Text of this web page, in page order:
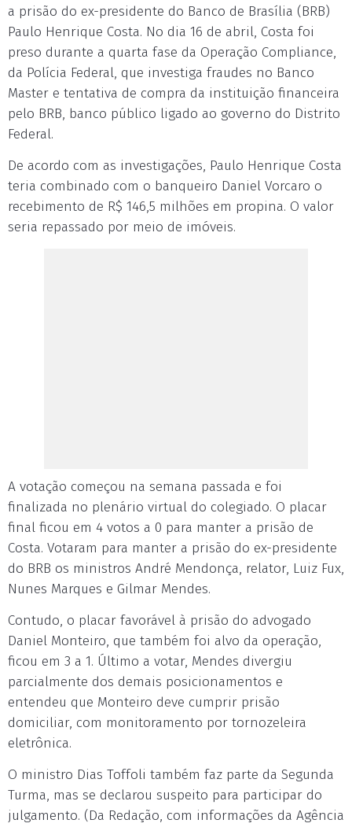
a prisão do ex-presidente do Banco de Brasília (BRB)
Paulo Henrique Costa. No dia 16 de abril, Costa foi
preso durante a quarta fase da Operação Compliance,
da Polícia Federal, que investiga fraudes no Banco
Master e tentativa de compra da instituição financeira
pelo BRB, banco público ligado ao governo do Distrito
Federal.
De acordo com as investigações, Paulo Henrique Costa
teria combinado com o banqueiro Daniel Vorcaro o
recebimento de R$ 146,5 milhões em propina. O valor
seria repassado por meio de imóveis.
A votação começou na semana passada e foi
finalizada no plenário virtual do colegiado. O placar
final ficou em 4 votos a 0 para manter a prisão de
Costa. Votaram para manter a prisão do ex-presidente
do BRB os ministros André Mendonça, relator, Luiz Fux,
Nunes Marques e Gilmar Mendes.
Contudo, o placar favorável à prisão do advogado
Daniel Monteiro, que também foi alvo da operação,
ficou em 3 a 1. Último a votar, Mendes divergiu
parcialmente dos demais posicionamentos e
entendeu que Monteiro deve cumprir prisão
domiciliar, com monitoramento por tornozeleira
eletrônica.
O ministro Dias Toffoli também faz parte da Segunda
Turma, mas se declarou suspeito para participar do
julgamento. (Da Redação, com informações da Agência